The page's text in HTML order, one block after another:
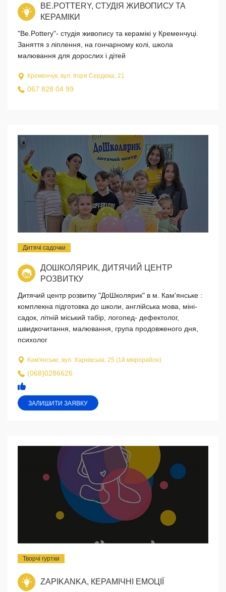
BE.POTTERY, СТУДІЯ ЖИВОПИСУ ТА
КЕРАМІКИ
"Be.Pottery"- студія живопису та керамікі у Кременчуці.
Заняття з ліплення, на гончарному колі, школа
малювання для дорослих і дітей
Кременчук, вул. Ігоря Сердюка, 21
067 828 04 99
Дитячі садочки
ДОШКОЛЯРИК, ДИТЯЧИЙ ЦЕНТР
РОЗВИТКУ
Дитячий центр розвитку "ДоШколярик" в м. Кам'янське :
комплекна підготовка до школи, англійська мова, міні-
садок, літній міський табір, логопед- дефектолог,
швидкочитання, малювання, група продовженого дня,
психолог
Кам'янське, вул. Харківська, 25 (1й мікрорайон)
(068)0286626
ЗАЛИШИТИ ЗАЯВКУ
Творчі гуртки
ZAPIKANKA, КЕРАМІЧНІ ЕМОЦІЇ